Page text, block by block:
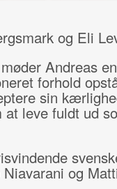
og Eli
Andreas
forhold
sin
leve fuldt ud
og